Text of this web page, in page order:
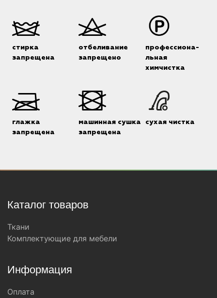
стирка
запрещена
отбеливание
запрещено
профессиона-
льная
химчистка
глажка
запрещена
машинная сушка
запрещена
сухая чистка
Каталог товаров
Ткани
Комплектующие для мебели
Информация
Оплата